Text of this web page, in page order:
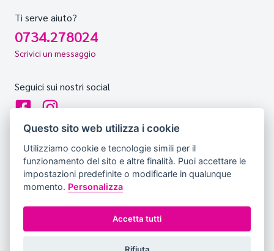
Ti serve aiuto?
0734.278024
Scrivici un messaggio
Seguici sui nostri social
Copyright © Tutti i diritti sono riservati Hello Vacanze S.r.L.
Soggetto sottoposto a direzione e coordinamento della F.lli
Dionisi S.r.L. unipersonale
via A. Costa, 2 - 63822 Porto San Giorgio (FM) - Tel:
0734.278024 Partita IVA - Cod. Fisc.: 02257690442 - R.E.A. FM-
Questo sito web utilizza i cookie
Utilizziamo cookie e tecnologie simili per il
funzionamento del sito e altre finalità. Puoi accettare le
impostazioni predefinite o modificarle in qualunque
momento. Personalizza
Accetta tutti
Rifiuta